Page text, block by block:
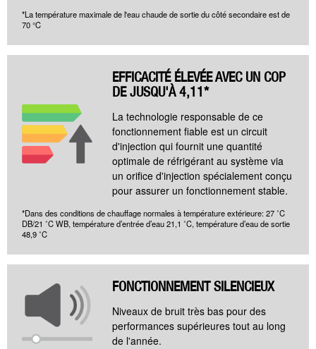
*La température maximale de l'eau chaude de sortie du côté secondaire est de
70 °C
EFFICACITÉ ÉLEVÉE AVEC UN COP
DE JUSQU'À 4,11*
La technologie responsable de ce
fonctionnement fiable est un circuit
d'injection qui fournit une quantité
optimale de réfrigérant au système via
un orifice d'injection spécialement conçu
pour assurer un fonctionnement stable.
*Dans des conditions de chauffage normales à température extérieure: 27 ˚C
DB/21 ˚C WB, température d’entrée d’eau 21,1 ˚C, température d’eau de sortie
48,9 ˚C
FONCTIONNEMENT SILENCIEUX
Niveaux de bruit très bas pour des
performances supérieures tout au long
de l'année.